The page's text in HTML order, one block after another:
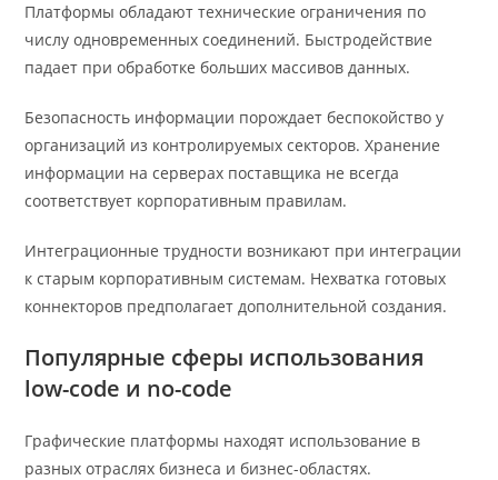
Платформы обладают технические ограничения по
числу одновременных соединений. Быстродействие
падает при обработке больших массивов данных.
Безопасность информации порождает беспокойство у
организаций из контролируемых секторов. Хранение
информации на серверах поставщика не всегда
соответствует корпоративным правилам.
Интеграционные трудности возникают при интеграции
к старым корпоративным системам. Нехватка готовых
коннекторов предполагает дополнительной создания.
Популярные сферы использования
low-code и no-code
Графические платформы находят использование в
разных отраслях бизнеса и бизнес-областях.